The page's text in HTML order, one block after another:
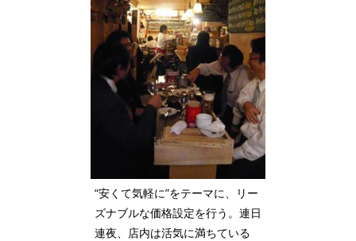
“安くて気軽に”をテーマに、リー
ズナブルな価格設定を行う。連日
連夜、店内は活気に満ちている